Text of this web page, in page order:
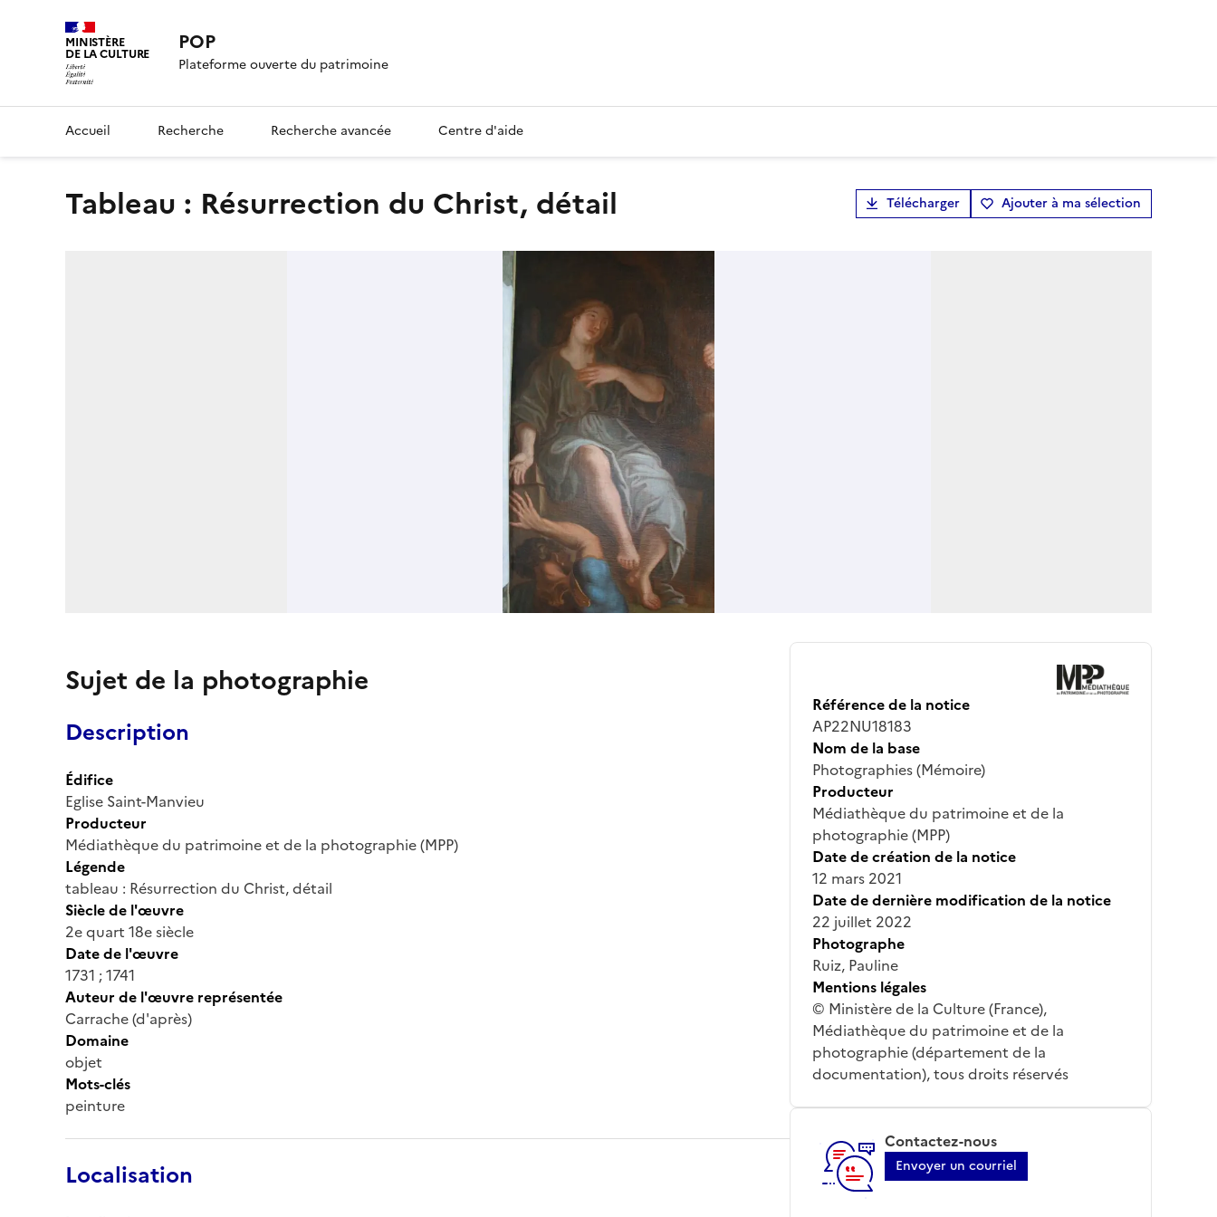
MINISTÈRE
DE LA CULTURE POP
Plateforme ouverte du patrimoine
Accueil Recherche Recherche avancée Centre d'aide
tableau : Résurrection du Christ, détail Télécharger Ajouter à ma sélection
Sujet de la photographie
Description
Édifice
Eglise Saint-Manvieu
Producteur
Médiathèque du patrimoine et de la photographie (MPP)
Légende
tableau : Résurrection du Christ, détail
Siècle de l'œuvre
2e quart 18e siècle
Date de l'œuvre
1731 ; 1741
Auteur de l'œuvre représentée
Carrache (d'après)
Domaine
objet
Mots-clés
peinture
Localisation
Référence de la notice
AP22NU18183
Nom de la base
Photographies (Mémoire)
Producteur
Médiathèque du patrimoine et de la
photographie (MPP)
Date de création de la notice
12 mars 2021
Date de dernière modification de la notice
22 juillet 2022
Photographe
Ruiz, Pauline
Mentions légales
© Ministère de la Culture (France),
Médiathèque du patrimoine et de la
photographie (département de la
documentation), tous droits réservés
Contactez-nous
Envoyer un courriel